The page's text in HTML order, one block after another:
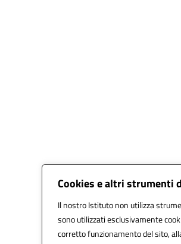
Cookies e altri strumenti
Il nostro Istituto non utilizza
sono utilizzati esclusivamente
corretto funzionamento del sito,